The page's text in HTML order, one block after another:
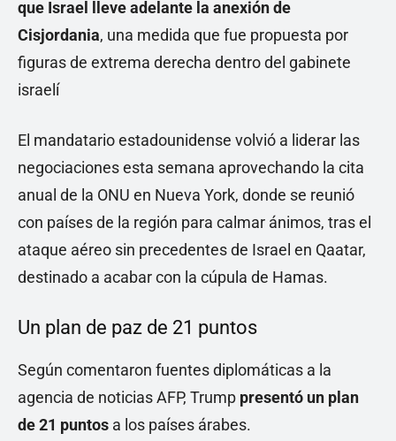
que Israel lleve adelante la anexión de
Cisjordania, una medida que fue propuesta por
figuras de extrema derecha dentro del gabinete
israelí
El mandatario estadounidense volvió a liderar las
negociaciones esta semana aprovechando la cita
anual de la ONU en Nueva York, donde se reunió
con países de la región para calmar ánimos, tras el
ataque aéreo sin precedentes de Israel en Qaatar,
destinado a acabar con la cúpula de Hamas.
Un plan de paz de 21 puntos
Según comentaron fuentes diplomáticas a la
agencia de noticias AFP, Trump presentó un plan
de 21 puntos a los países árabes.